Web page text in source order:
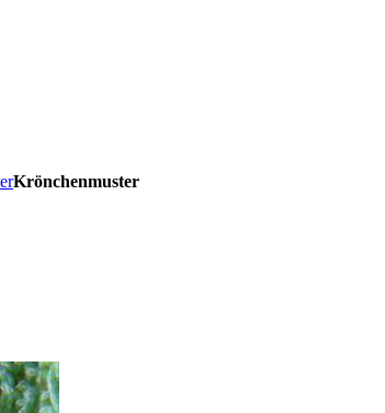
Krönchenmuster